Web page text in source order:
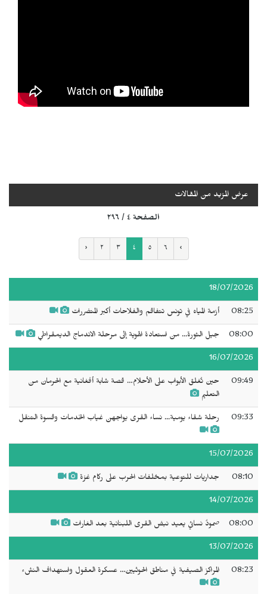
عرض المزيد من المقالات
الصفحة ٤ / ٢٩٦
‹ ٢ ٣ ٤ ٥ ٦ ›
18/07/2026
08:25 أزمة المياه في تونس تتفاقم والفلاحات أكبر المتضررات
08:00 جيل الثورة... من استعادة الهوية إلى مرحلة الاندماج الديمقراطي
16/07/2026
09:49
حين تُغلق الأبواب على الأحلام… قصة شابة أفغانية مع الحرمان من
التعليم
09:33 رحلة شقاء يومية... نساء القرى يواجهن غياب الخدمات وقسوة التنقل
15/07/2026
08:10 جداريات للتوعية بمخلفات الحرب على ركام غزة
14/07/2026
08:00 صمودٌ نسائي يعيد نبض القرى اللبنانية بعد الغارات
13/07/2026
08:23 المراكز الصيفية في مناطق الحوثيين... عسكرة العقول واستهداف النشء